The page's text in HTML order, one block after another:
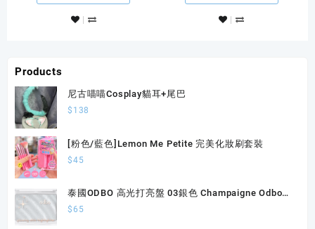
Products
尼古喵喵Cosplay貓耳+尾巴
$ 138
[粉色/藍色]Lemon Me Petite 完美化妝刷套裝
$45
泰國ODBO 高光打亮盤 03銀色 Champaigne Odbo
Glowing Skin Highlighter 4.5g
$65